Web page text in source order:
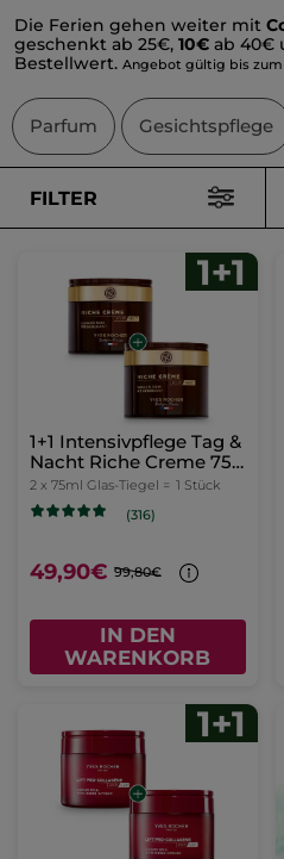
Die Ferien gehen weiter mit
geschenkt ab 25€, 10€ ab 40€
Bestellwert. Angebot gültig bis zum
Parfum Gesichtspflege
FILTER
1+1 Intensivpflege Tag &
Nacht Riche Creme 75
ml
2 x 75ml Glas-Tiegel = 1 Stück
(316)
49,90€ 99,80€
IN DEN
WARENKORB